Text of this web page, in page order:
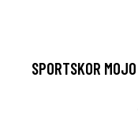
SPORTSKOR